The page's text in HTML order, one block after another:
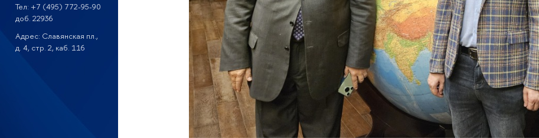
Тел: +7 (495) 772-95-90
доб. 22936
Адрес: Славянская пл.,
д. 4, стр. 2, каб. 116